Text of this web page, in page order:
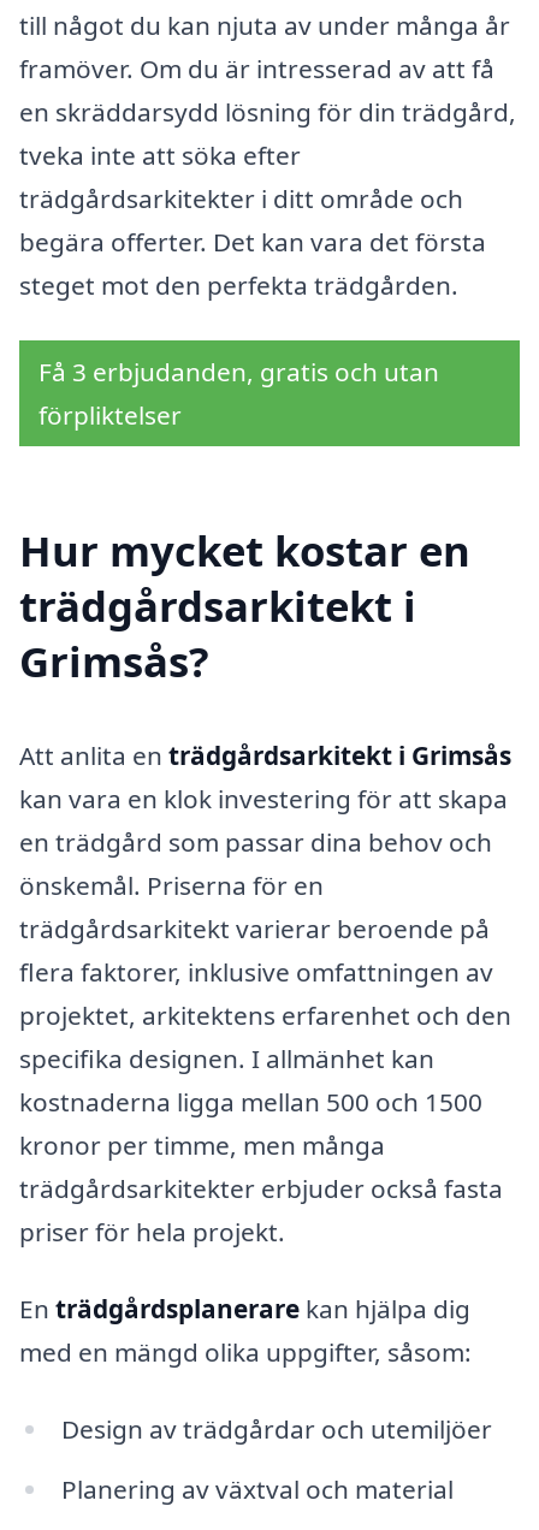
till något du kan njuta av under många år
framöver. Om du är intresserad av att få
en skräddarsydd lösning för din trädgård,
tveka inte att söka efter
trädgårdsarkitekter i ditt område och
begära offerter. Det kan vara det första
steget mot den perfekta trädgården.
Få 3 erbjudanden, gratis och utan
förpliktelser
Hur mycket kostar en
trädgårdsarkitekt i
Grimsås?
Att anlita en trädgårdsarkitekt i Grimsås
kan vara en klok investering för att skapa
en trädgård som passar dina behov och
önskemål. Priserna för en
trädgårdsarkitekt varierar beroende på
flera faktorer, inklusive omfattningen av
projektet, arkitektens erfarenhet och den
specifika designen. I allmänhet kan
kostnaderna ligga mellan 500 och 1500
kronor per timme, men många
trädgårdsarkitekter erbjuder också fasta
priser för hela projekt.
En trädgårdsplanerare kan hjälpa dig
med en mängd olika uppgifter, såsom:
Design av trädgårdar och utemiljöer
Planering av växtval och material